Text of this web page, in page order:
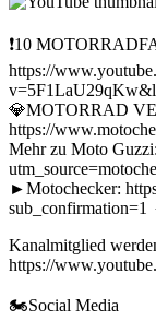
❗10
https://
💎MOTORRAD
https://
Mehr zu Moto
►Motochecker:
sub_confirmation=1
Kanalmitglied
https://
🏍Social Media